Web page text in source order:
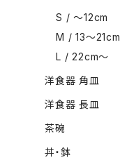
S / 〜12cm
M / 13〜21cm
L / 22cm〜
洋食器 角皿
洋食器 長皿
茶碗
丼・鉢